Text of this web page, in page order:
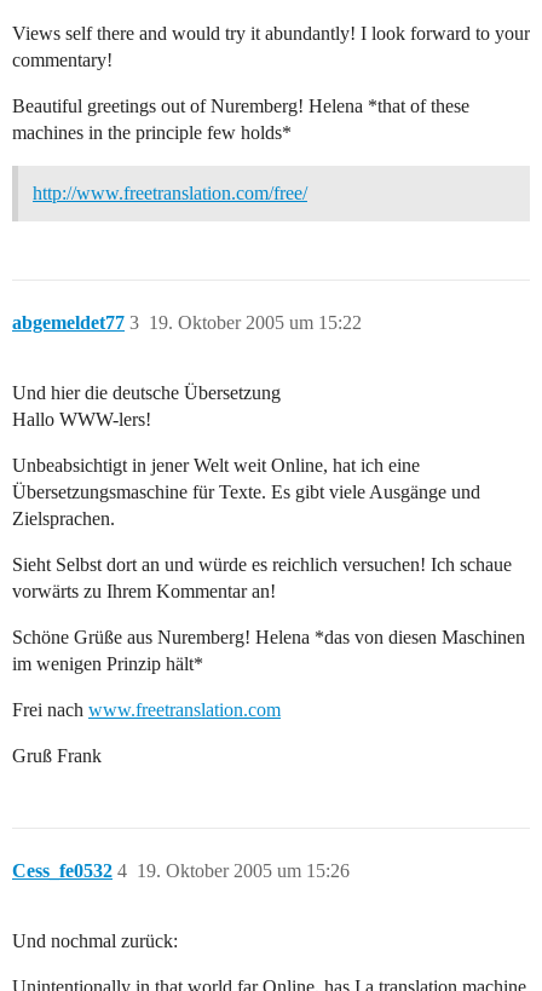
Views self there and would try it abundantly! I look forward to your
commentary!
Beautiful greetings out of Nuremberg! Helena *that of these
machines in the principle few holds*
http://www.freetranslation.com/free/
abgemeldet77 19. Oktober 2005 um 15:22
3
Und hier die deutsche Übersetzung
Hallo WWW-lers!
Unbeabsichtigt in jener Welt weit Online, hat ich eine
Übersetzungsmaschine für Texte. Es gibt viele Ausgänge und
Zielsprachen.
Sieht Selbst dort an und würde es reichlich versuchen! Ich schaue
vorwärts zu Ihrem Kommentar an!
Schöne Grüße aus Nuremberg! Helena *das von diesen Maschinen
im wenigen Prinzip hält*
Frei nach www.freetranslation.com
Gruß Frank
Cess_fe0532 19. Oktober 2005 um 15:26
4
Und nochmal zurück:
Unintentionally in that world far Online, has I a translation machine